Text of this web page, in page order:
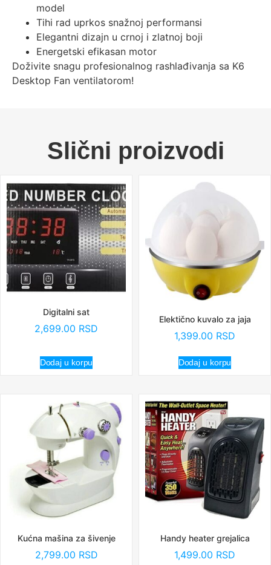
model
Tihi rad uprkos snažnoj performansi
Elegantni dizajn u crnoj i zlatnoj boji
Energetski efikasan motor
Doživite snagu profesionalnog rashlađivanja sa K6
Desktop Fan ventilatorom!
Slični proizvodi
Digitalni sat
2,699.00 RSD
Dodaj u korpu
Elektično kuvalo za jaja
1,399.00 RSD
Dodaj u korpu
Kućna mašina za šivenje
2,799.00 RSD
Handy heater grejalica
1,499.00 RSD